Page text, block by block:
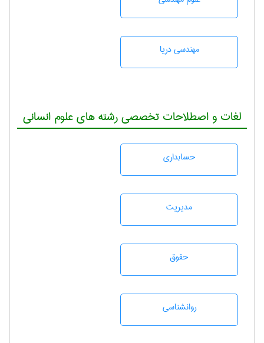
مهندسی دریا
لغات و اصطلاحات تخصصی رشته های علوم انسانی
حسابداری
مديريت
حقوق
روانشناسی